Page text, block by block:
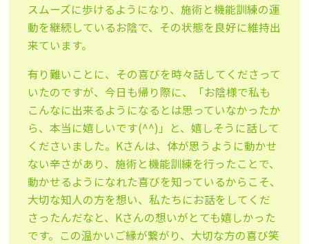
スムーズに歩けるようになり、施術と機能訓練の運
動を継続しているお陰で、その状態を良好に維持出
来ています。
有り難いことに、その喜びを時々話してくださって
いたのですが、今日も帰り際に、「お陰様で私も
こんなに出来るようになるとは思っていなかったか
ら、本当に嬉しいです(^^)」と、嬉しそうに話して
くださいました。Kさんは、体が思うように動かせ
ない辛さがあり、施術と機能訓練を行ったことで、
動かせるようになれた喜びを知っているからこそ、
大切な知人の方を想い、私たちにお話をしてくだ
さったんだなと、Kさんの想いがとても嬉しかった
です。この温かいご縁が繋がり、大切な方の喜び笑